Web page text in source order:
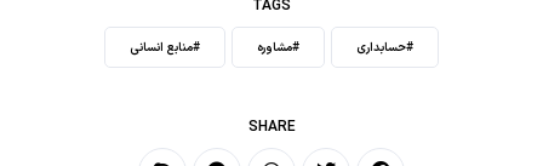
TAGS
#حسابداری #مشاوره #منابع انسانی
SHARE